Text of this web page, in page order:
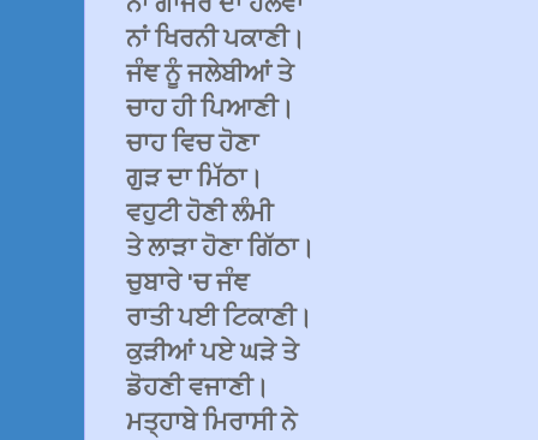
ਨਾਂ ਗਾਜਰ ਦਾ ਹਲਵਾ
ਨਾਂ ਖਿਰਨੀ ਪਕਾਣੀ।
ਜੰਞ ਨੂੰ ਜਲੇਬੀਆਂ ਤੇ
ਚਾਹ ਹੀ ਪਿਆਣੀ।
ਚਾਹ ਵਿਚ ਹੋਣਾ
ਗੁੜ ਦਾ ਮਿੱਠਾ।
ਵਹੁਟੀ ਹੋਣੀ ਲੰਮੀ
ਤੇ ਲਾੜਾ ਹੋਣਾ ਗਿੱਠਾ।
ਚੁਬਾਰੇ 'ਚ ਜੰਞ
ਰਾਤੀ ਪਈ ਟਿਕਾਣੀ।
ਕੁੜੀਆਂ ਪਏ ਘੜੇ ਤੇ
ਡੋਹਣੀ ਵਜਾਣੀ।
ਮਤ੍ਹਾਬੇ ਮਿਰਾਸੀ ਨੇ